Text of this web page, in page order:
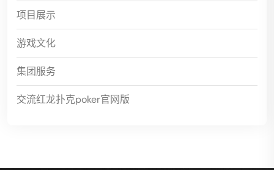
项目展示
游戏文化
集团服务
交流红龙扑克poker官网版